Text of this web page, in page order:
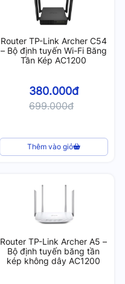
Router TP-Link Archer C54
– Bộ định tuyến Wi-Fi Băng
Tần Kép AC1200
380.000đ
699.000đ
Thêm vào giỏ
Router TP-Link Archer A5 –
Bộ định tuyến băng tần
kép không dây AC1200